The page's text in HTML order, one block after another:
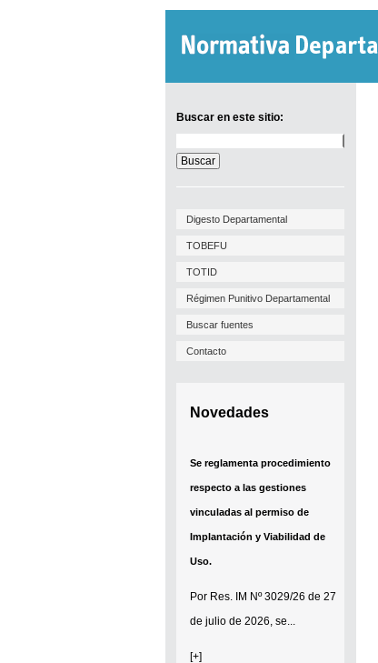
Buscar en este sitio:
en
este
sitio:
Digesto Departamental
TOBEFU
TOTID
Régimen Punitivo Departamental
Buscar fuentes
Contacto
Novedades
Se reglamenta procedimiento
respecto a las gestiones
vinculadas al permiso de
Implantación y Viabilidad de
Uso.
Por Res. IM Nº 3029/26 de 27
de julio de 2026, se...
[+]